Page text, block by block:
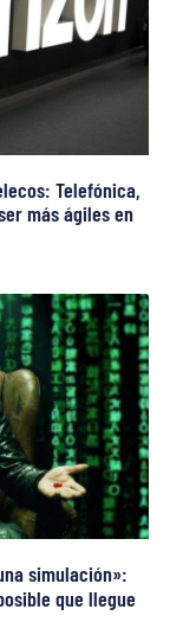
Telefónica,
más ágiles en
simulación»:
que llegue